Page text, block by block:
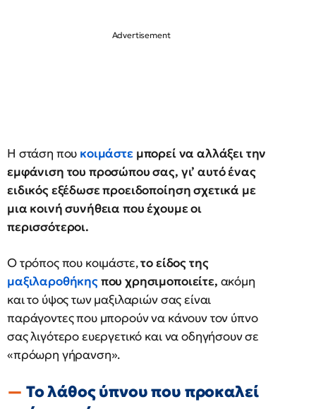
Η στάση που κοιμάστε μπορεί να αλλάξει την
εμφάνιση του προσώπου σας, γι’ αυτό ένας
ειδικός εξέδωσε προειδοποίηση σχετικά με
μια κοινή συνήθεια που έχουμε οι
περισσότεροι.
Ο τρόπος που κοιμάστε,το είδος της
μαξιλαροθήκηςπου χρησιμοποιείτε, ακόμη
και το ύψος των μαξιλαριών σας είναι
παράγοντες που μπορούν να κάνουν τον ύπνο
σας λιγότερο ευεργετικό και να οδηγήσουν σε
«πρόωρη γήρανση».
Το λάθος ύπνου που προκαλεί